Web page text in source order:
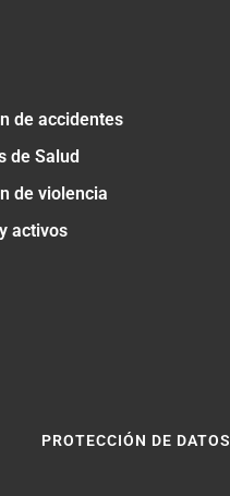
de accidentes
de Salud
de violencia
activos
PROTECCIÓN DE DATOS